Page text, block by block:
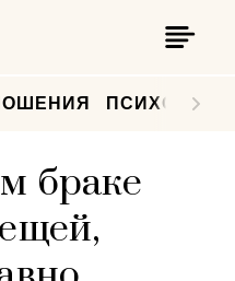
браке